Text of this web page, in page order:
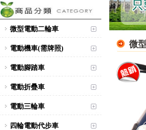
微型電動二輪車
電動機車(需牌照)
電動腳踏車
電動折疊車
電動三輪車
四輪電動代步車
微